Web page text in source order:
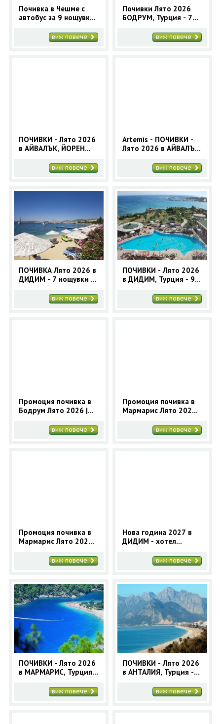
Почивка в Чешме с
автобус за 9 нощувки |
виж повече
Почивки Лято 2026
БОДРУМ, Турция - 7
програмавиж повече
ПОЧИВКИ - Лято 2026
в АЙВАЛЪК, ЙОРЕН
автобусна програма
виж повече
Artemis - ПОЧИВКИ -
Лято 2026 в АЙВАЛЪК,
нощувки -автобусна
програма - Orient 99
виж повече
ПОЧИВКА Лято 2026 в
ДИДИМ - 7 нощувки с
виж повече
ПОЧИВКИ - Лято 2026
в ДИДИМ, Турция - 9
Почивки в Дидим
виж повече
Промоция почивка в
Бодрум Лято 2026 |
автобус на
промоционални цени
виж повече
Промоция почивка в
Мармарис Лято 2026 |
автобус на
промоционални цени
виж повече
Промоция почивка в
Мармарис Лято 2026 |
автобус на
промоционални цени
виж повече
Нова година 2027 в
ДИДИМ - хотел
(4 нощувки) | Нова
година в Турция
виж повече
ПОЧИВКИ - Лято 2026
в МАРМАРИС, Турция -
програмавиж повече
ПОЧИВКИ - Лято 2026
в АНТАЛИЯ, Турция -
програмавиж повече